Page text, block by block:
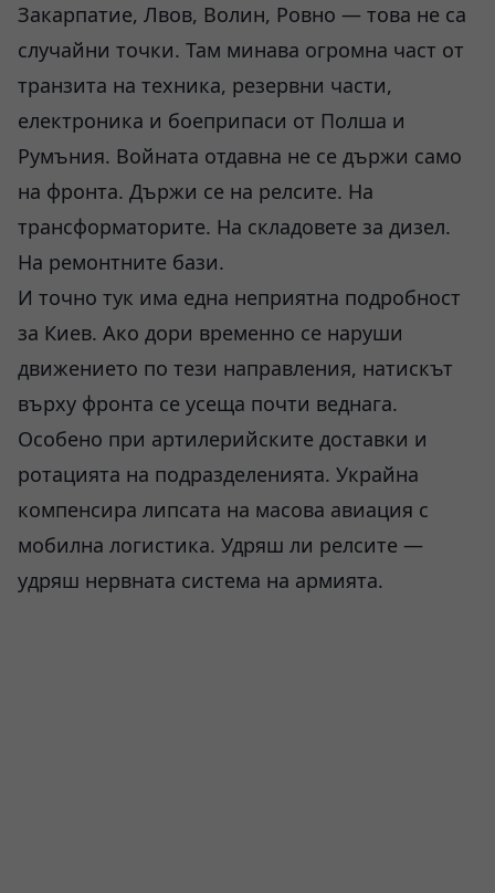
Закарпатие, Лвов, Волин, Ровно — това не са
случайни точки. Там минава огромна част от
транзита на техника, резервни части,
електроника и боеприпаси от Полша и
Румъния. Войната отдавна не се държи само
на фронта. Държи се на релсите. На
трансформаторите. На складовете за дизел.
На ремонтните бази.
И точно тук има една неприятна подробност
за Киев. Ако дори временно се наруши
движението по тези направления, натискът
върху фронта се усеща почти веднага.
Особено при артилерийските доставки и
ротацията на подразделенията. Украйна
компенсира липсата на масова авиация с
мобилна логистика. Удряш ли релсите —
удряш нервната система на армията.